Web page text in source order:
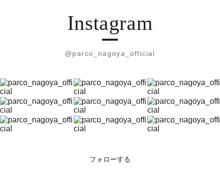
Instagram
@parco_nagoya_official
フォローする